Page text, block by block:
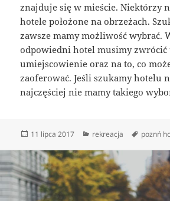
znajduje się w mieście. Niektórzy
hotele położone na obrzeżach.
zawsze mamy możliwość wybrać.
odpowiedni hotel musimy zwrócić
umiejscowienie oraz na to, co
zaoferować. Jeśli szukamy hotelu
najczęściej nie mamy takiego
Data
11 lipca 2017 Kategorie
rekreacja Tagi
poznń